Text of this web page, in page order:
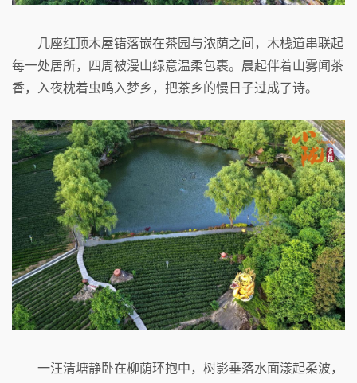
几座红顶木屋错落嵌在茶园与浓荫之间，木栈道串联起
每一处居所，四周被漫山绿意温柔包裹。晨起伴着山雾闻茶
香，入夜枕着虫鸣入梦乡，把茶乡的慢日子过成了诗。
一汪清塘静卧在柳荫环抱中，树影垂落水面漾起柔波，